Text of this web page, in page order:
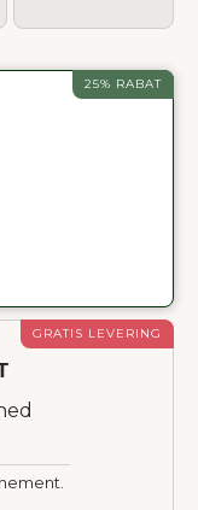
GRATIS LEVERING
25% RABAT